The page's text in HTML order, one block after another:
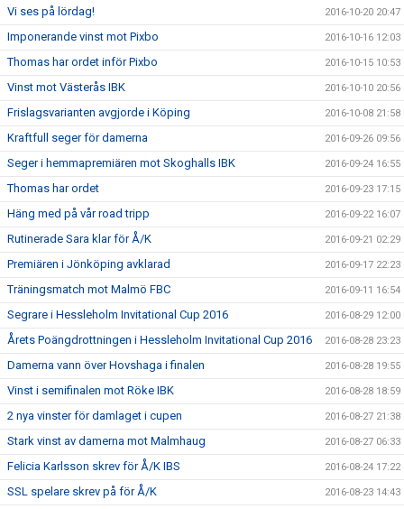
Vi ses på lördag! 2016-10-20 20:47
Imponerande vinst mot Pixbo 2016-10-16 12:03
Thomas har ordet inför Pixbo 2016-10-15 10:53
Vinst mot Västerås IBK 2016-10-10 20:56
Frislagsvarianten avgjorde i Köping 2016-10-08 21:58
Kraftfull seger för damerna 2016-09-26 09:56
Seger i hemmapremiären mot Skoghalls IBK 2016-09-24 16:55
Thomas har ordet 2016-09-23 17:15
Häng med på vår road tripp 2016-09-22 16:07
Rutinerade Sara klar för Å/K 2016-09-21 02:29
Premiären i Jönköping avklarad 2016-09-17 22:23
Träningsmatch mot Malmö FBC 2016-09-11 16:54
Segrare i Hessleholm Invitational Cup 2016 2016-08-29 12:00
Årets Poängdrottningen i Hessleholm Invitational Cup 2016 2016-08-28 23:23
Damerna vann över Hovshaga i finalen 2016-08-28 19:55
Vinst i semifinalen mot Röke IBK 2016-08-28 18:59
2 nya vinster för damlaget i cupen 2016-08-27 21:38
Stark vinst av damerna mot Malmhaug 2016-08-27 06:33
Felicia Karlsson skrev för Å/K IBS 2016-08-24 17:22
SSL spelare skrev på för Å/K 2016-08-23 14:43